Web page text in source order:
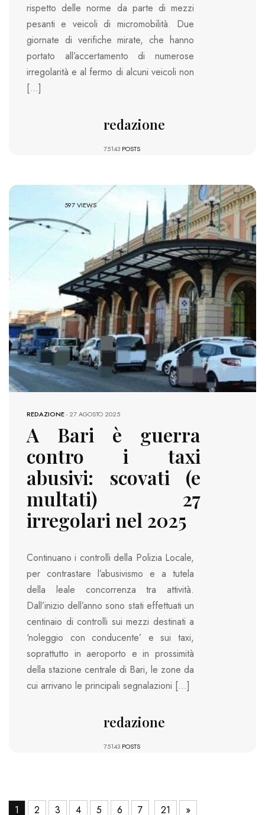
rispetto delle norme da parte di mezzi
pesanti e veicoli di micromobilità. Due
giornate di verifiche mirate, che hanno
portato all’accertamento di numerose
irregolarità e al fermo di alcuni veicoli non
[…]
redazione
75143 POSTS
597 VIEWS
REDAZIONE-27 AGOSTO 2025
A Bari è guerra
contro i taxi
abusivi: scovati (e
multati) 27
irregolari nel 2025
Continuano i controlli della Polizia Locale,
per contrastare l’abusivismo e a tutela
della leale concorrenza tra attività.
Dall’inizio dell’anno sono stati effettuati un
centinaio di controlli sui mezzi destinati a
‘noleggio con conducente’ e sui taxi,
soprattutto in aeroporto e in prossimità
della stazione centrale di Bari, le zone da
cui arrivano le principali segnalazioni […]
redazione
75143 POSTS
1 2 3 4 5 6 7 21 »